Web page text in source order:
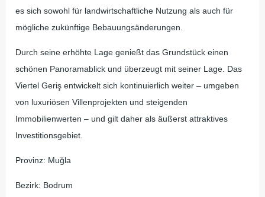
es sich sowohl für landwirtschaftliche Nutzung als auch für
mögliche zukünftige Bebauungsänderungen.
Durch seine erhöhte Lage genießt das Grundstück einen
schönen Panoramablick und überzeugt mit seiner Lage. Das
Viertel Geriş entwickelt sich kontinuierlich weiter – umgeben
von luxuriösen Villenprojekten und steigenden
Immobilienwerten – und gilt daher als äußerst attraktives
Investitionsgebiet.
Provinz: Muğla
Bezirk: Bodrum